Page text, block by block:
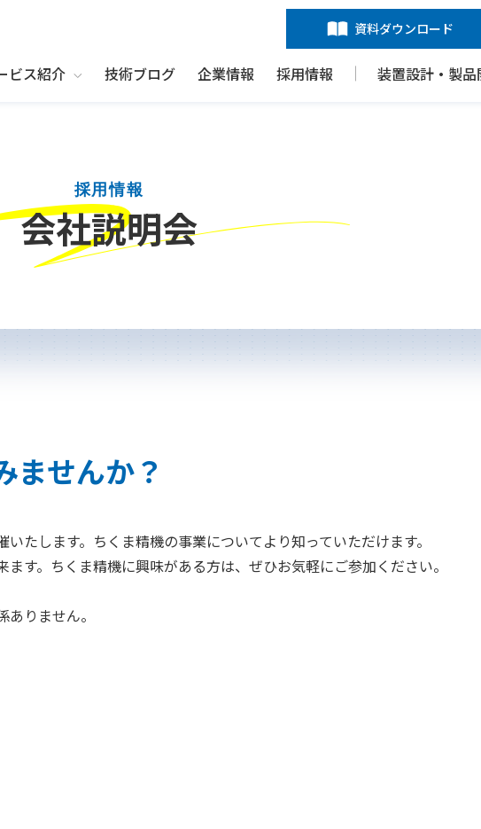
資料ダウンロード
ビス紹介
Show submenu for サービス紹介
技術ブログ 企業情報 採用情報 装置設計・製品
採用情報
会社説明会
ませんか？
たします。ちくま精機の事業についてより知っていただけます。
す。ちくま精機に興味がある方は、ぜひお気軽にご参加ください。
りません。